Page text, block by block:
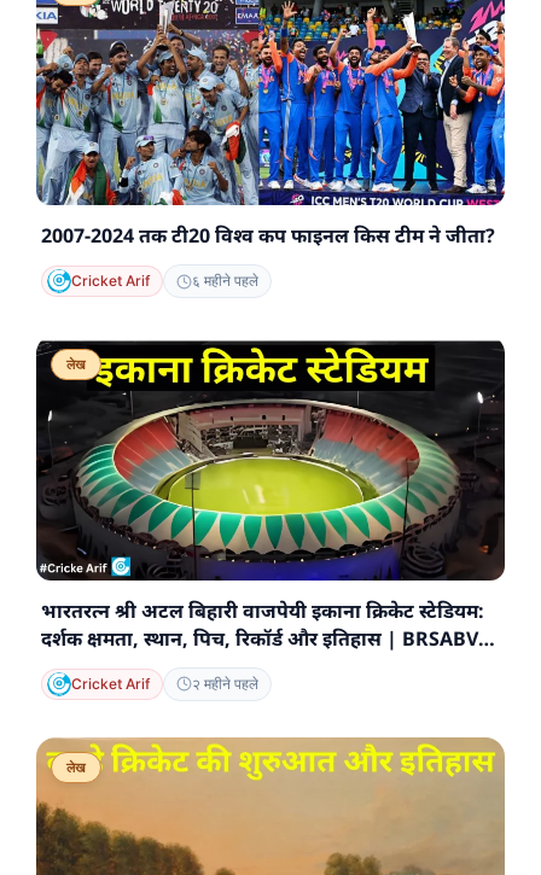
2007-2024 तक टी20 विश्व कप फाइनल किस टीम ने जीता?
Cricket Arif ६ महीने पहले
लेख
भारतरत्न श्री अटल बिहारी वाजपेयी इकाना क्रिकेट स्टेडियम:
दर्शक क्षमता, स्थान, पिच, रिकॉर्ड और इतिहास | BRSABV
Ekana Cricket Stadium (Lucknow)
Cricket Arif २ महीने पहले
लेख